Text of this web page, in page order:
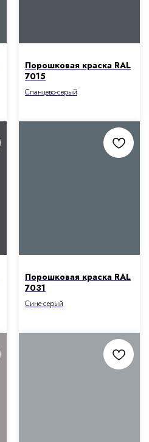
Порошковая краска RAL
7015
Сланцево-серый
Порошковая краска RAL
7031
Сине-серый